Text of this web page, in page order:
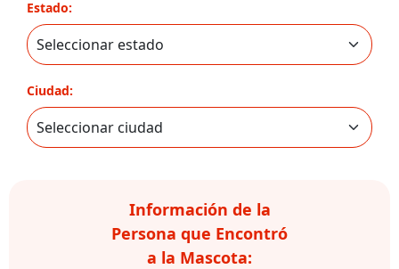
Estado:
Ciudad:
Información de la
Persona que Encontró
a la Mascota: